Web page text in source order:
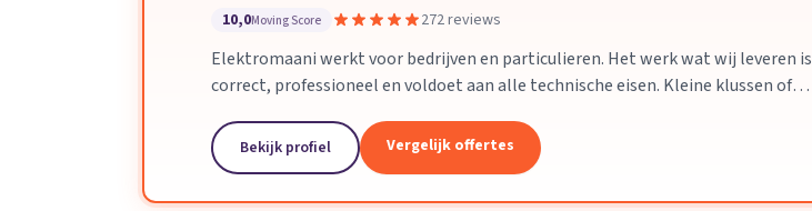
10,0Moving Score 272 reviews
Elektromaani werkt voor bedrijven en particulieren. Het werk wat wij leveren is
correct, professioneel en voldoet aan alle technische eisen. Kleine klussen of
Bekijk profiel Vergelijk offertes